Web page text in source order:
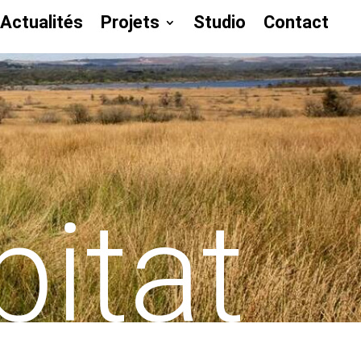
Actualités Projets Studio Contact
Actualités Projets Studio Contact